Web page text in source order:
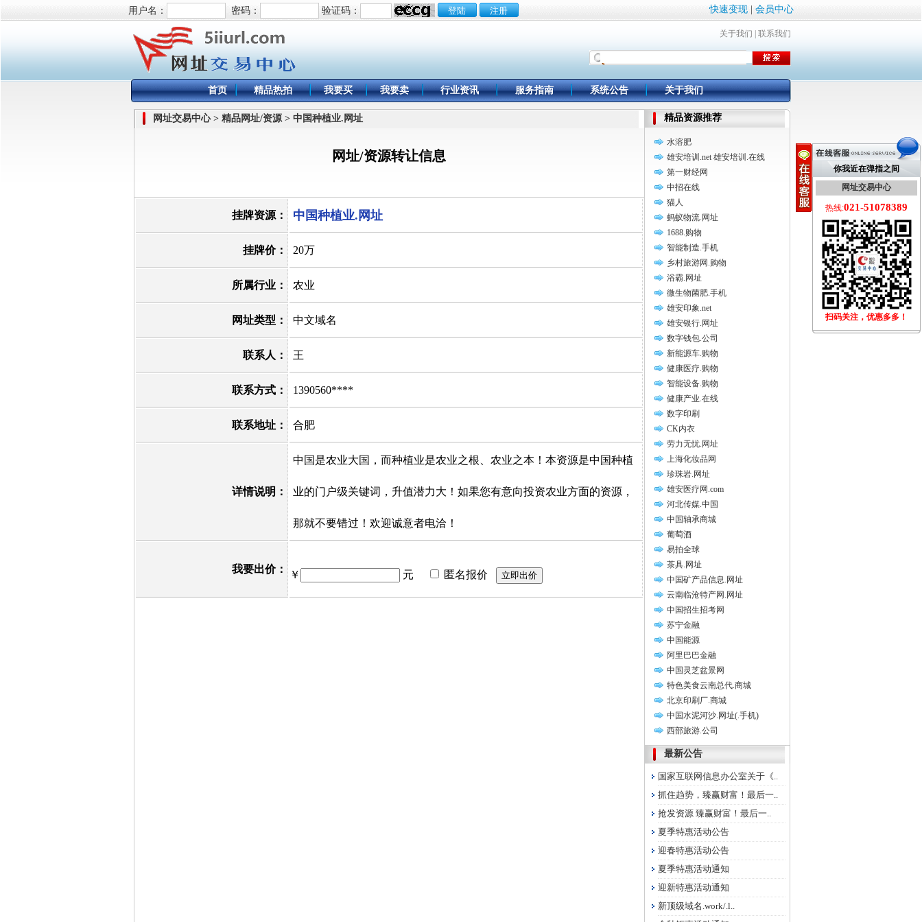
快速变现| 会员中心
用户名： 密码： 验证码：
你我近在弹指之间
网址交易中心
热线:021-51078389
扫码关注，优惠多多！
关于我们 联系我们
首页 精品热拍 我要买 我要卖 行业资讯 服务指南 系统公告 关于我们
网址交易中心 > 精品网址/资源 > 中国种植业.网址
网址/资源转让信息
挂牌资源： 中国种植业.网址
挂牌价： 20万
所属行业： 农业
网址类型： 中文域名
联系人： 王
联系方式： 1390560****
联系地址： 合肥
详情说明：
中国是农业大国，而种植业是农业之根、农业之本！本资源是中国种植
业的门户级关键词，升值潜力大！如果您有意向投资农业方面的资源，
那就不要错过！欢迎诚意者电洽！
我要出价： ￥ 元 匿名报价
精品资源推荐
水溶肥
雄安培训.net 雄安培训.在线
第一财经网
中招在线
猫人
蚂蚁物流.网址
1688.购物
智能制造.手机
乡村旅游网.购物
浴霸.网址
微生物菌肥.手机
雄安印象.net
雄安银行.网址
数字钱包.公司
新能源车.购物
健康医疗.购物
智能设备.购物
健康产业.在线
数字印刷
CK内衣
劳力无忧.网址
上海化妆品网
珍珠岩.网址
雄安医疗网.com
河北传媒.中国
中国轴承商城
葡萄酒
易拍全球
茶具.网址
中国矿产品信息.网址
云南临沧特产网.网址
中国招生招考网
苏宁金融
中国能源
阿里巴巴金融
中国灵芝盆景网
特色美食云南总代.商城
北京印刷厂.商城
中国水泥河沙.网址(.手机)
西部旅游.公司
最新公告
国家互联网信息办公室关于《..
抓住趋势，臻赢财富！最后一..
抢发资源 臻赢财富！最后一..
夏季特惠活动公告
迎春特惠活动公告
夏季特惠活动通知
迎新特惠活动通知
新顶级域名.work/.l..